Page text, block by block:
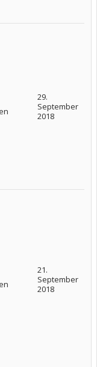
29.
September
2018
21.
September
2018